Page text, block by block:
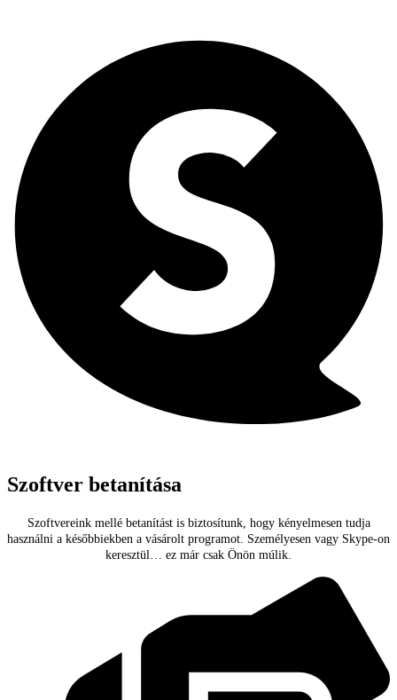
Szoftver betanítása
Szoftvereink mellé betanítást is biztosítunk, hogy kényelmesen tudja
használni a későbbiekben a vásárolt programot. Személyesen vagy Skype-on
keresztül… ez már csak Önön múlik.